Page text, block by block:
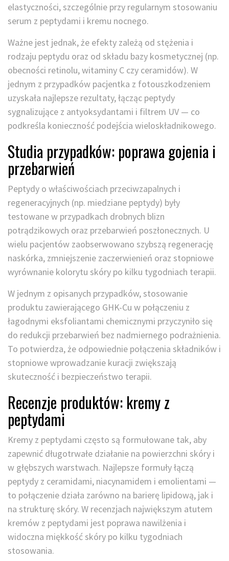
elastyczności, szczególnie przy regularnym stosowaniu
serum z peptydami i kremu nocnego.
Ważne jest jednak, że efekty zależą od stężenia i
rodzaju peptydu oraz od składu bazy kosmetycznej (np.
obecności retinolu, witaminy C czy ceramidów). W
jednym z przypadków pacjentka z fotouszkodzeniem
uzyskała najlepsze rezultaty, łącząc peptydy
sygnalizujące z antyoksydantami i filtrem UV — co
podkreśla konieczność podejścia wieloskładnikowego.
Studia przypadków: poprawa gojenia i
przebarwień
Peptydy o właściwościach przeciwzapalnych i
regeneracyjnych (np. miedziane peptydy) były
testowane w przypadkach drobnych blizn
potrądzikowych oraz przebarwień poszłonecznych. U
wielu pacjentów zaobserwowano szybszą regenerację
naskórka, zmniejszenie zaczerwienień oraz stopniowe
wyrównanie kolorytu skóry po kilku tygodniach terapii.
W jednym z opisanych przypadków, stosowanie
produktu zawierającego GHK-Cu w połączeniu z
łagodnymi eksfoliantami chemicznymi przyczyniło się
do redukcji przebarwień bez nadmiernego podrażnienia.
To potwierdza, że odpowiednie połączenia składników i
stopniowe wprowadzanie kuracji zwiększają
skuteczność i bezpieczeństwo terapii.
Recenzje produktów: kremy z
peptydami
Kremy z peptydami często są formułowane tak, aby
zapewnić długotrwałe działanie na powierzchni skóry i
w głębszych warstwach. Najlepsze formuły łączą
peptydy z ceramidami, niacynamidem i emolientami —
to połączenie działa zarówno na barierę lipidową, jak i
na strukturę skóry. W recenzjach największym atutem
kremów z peptydami jest poprawa nawilżenia i
widoczna miękkość skóry po kilku tygodniach
stosowania.